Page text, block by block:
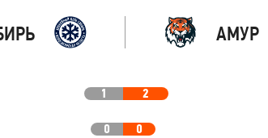
АМУР
1 2
0 0